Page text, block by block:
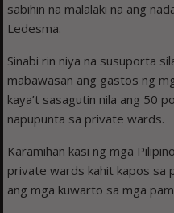
sabihin na malalaki na ang
Ledesma.
Sinabi rin niya na susuporta
mabawasan ang gastos ng
kaya’t sasagutin nila ang 50
napupunta sa private wards.
Karamihan kasi ng mga
private wards kahit kapos sa
ang mga kuwarto sa mga